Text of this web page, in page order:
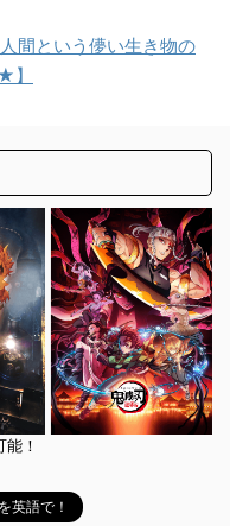
間という儚い生き物の
】
！
英語で！